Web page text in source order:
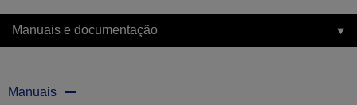
Manuais e documentação
Manuais